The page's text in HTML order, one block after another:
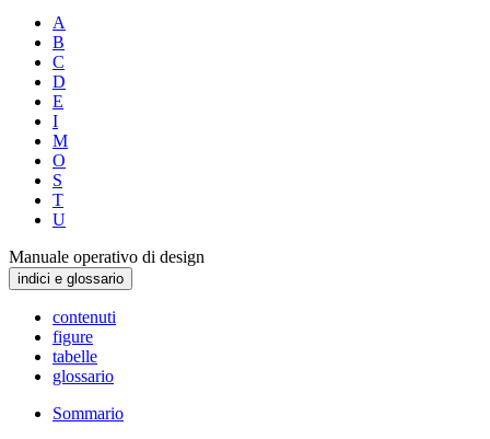
A
B
C
D
E
I
M
O
S
T
U
Manuale operativo di design
indici e glossario
contenuti
figure
tabelle
glossario
Sommario